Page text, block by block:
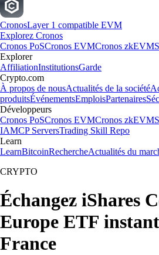
CronosLayer 1 compatible EVM
Explorez Cronos
Cronos PoSCronos EVMCronos zkEVM
Explorer
AffiliationInstitutionsGarde
Crypto.com
À propos de nousActualités de la société
produitsÉvénementsEmploisPartenaires
Développeurs
Cronos PoSCronos EVMCronos zkEVM
IAMCP ServersTrading Skill Repo
Learn
LearnBitcoinRechercheActualités du
CRYPTO
Échangez iShares
Europe ETF
France